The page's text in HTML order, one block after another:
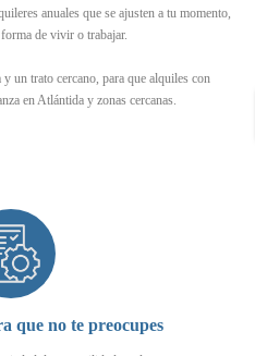
anuales que se ajusten a tu momento,
de vivir o trabajar.
un trato cercano, para que alquiles con
en Atlántida y zonas cercanas.
que no te preocupes